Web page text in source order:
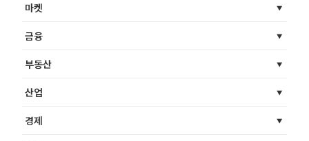
마켓
금융
부동산
산업
경제